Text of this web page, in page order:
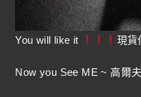
You will like it 現貨
Now you See ME ~ 高爾